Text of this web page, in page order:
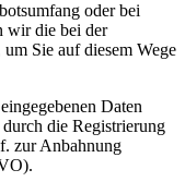
oder bei
wir die bei der
Sie auf diesem Wege
Daten
die Registrierung
zur Anbahnung